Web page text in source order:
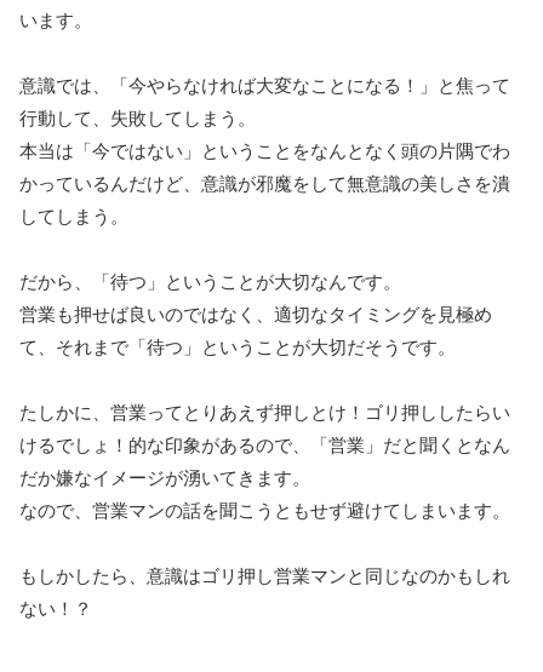
います。
意識では、「今やらなければ大変なことになる！」と焦って
行動して、失敗してしまう。
本当は「今ではない」ということをなんとなく頭の片隅でわ
かっているんだけど、意識が邪魔をして無意識の美しさを潰
してしまう。
だから、「待つ」ということが大切なんです。
営業も押せば良いのではなく、適切なタイミングを見極め
て、それまで「待つ」ということが大切だそうです。
たしかに、営業ってとりあえず押しとけ！ゴリ押ししたらい
けるでしょ！的な印象があるので、「営業」だと聞くとなん
だか嫌なイメージが湧いてきます。
なので、営業マンの話を聞こうともせず避けてしまいます。
もしかしたら、意識はゴリ押し営業マンと同じなのかもしれ
ない！？